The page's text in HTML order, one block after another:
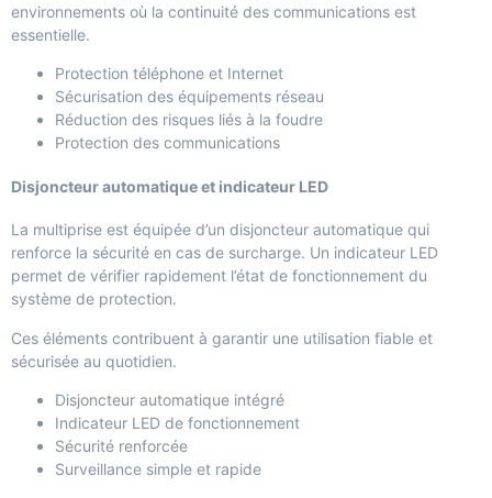
environnements où la continuité des communications est
essentielle.
Protection téléphone et Internet
Sécurisation des équipements réseau
Réduction des risques liés à la foudre
Protection des communications
Disjoncteur automatique et indicateur LED
La multiprise est équipée d’un disjoncteur automatique qui
renforce la sécurité en cas de surcharge. Un indicateur LED
permet de vérifier rapidement l’état de fonctionnement du
système de protection.
Ces éléments contribuent à garantir une utilisation fiable et
sécurisée au quotidien.
Disjoncteur automatique intégré
Indicateur LED de fonctionnement
Sécurité renforcée
Surveillance simple et rapide